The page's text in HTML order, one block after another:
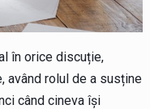
în orice discuție,
având rolul de a susține
când cineva își